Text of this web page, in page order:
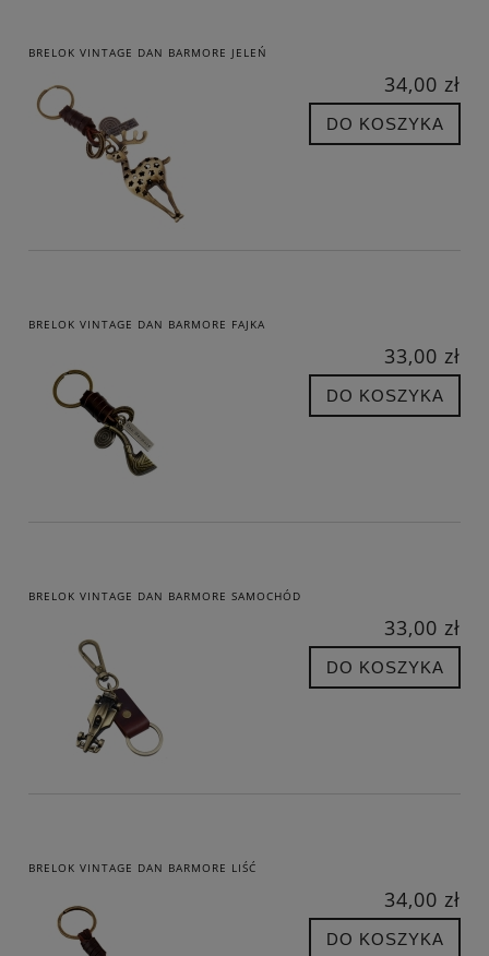
BRELOK VINTAGE DAN BARMORE JELEŃ
34,00 zł
DO KOSZYKA
BRELOK VINTAGE DAN BARMORE FAJKA
33,00 zł
DO KOSZYKA
BRELOK VINTAGE DAN BARMORE SAMOCHÓD
33,00 zł
DO KOSZYKA
BRELOK VINTAGE DAN BARMORE LIŚĆ
34,00 zł
DO KOSZYKA